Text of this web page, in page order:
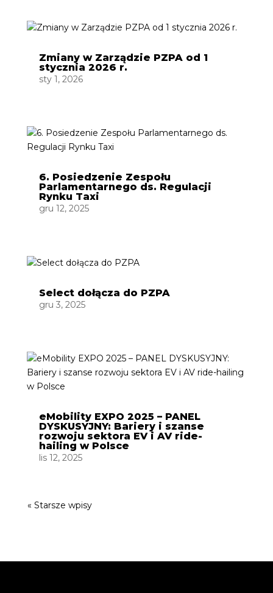
Zmiany w Zarządzie PZPA od 1
stycznia 2026 r.
sty 1, 2026
6. Posiedzenie Zespołu
Parlamentarnego ds. Regulacji
Rynku Taxi
gru 12, 2025
Select dołącza do PZPA
gru 3, 2025
eMobility EXPO 2025 – PANEL
DYSKUSYJNY: Bariery i szanse
rozwoju sektora EV i AV ride-
hailing w Polsce
lis 12, 2025
« Starsze wpisy